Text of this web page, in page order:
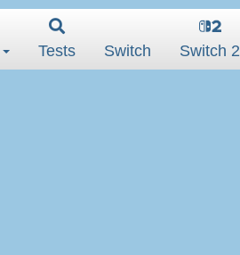
Tests Switch Switch 2